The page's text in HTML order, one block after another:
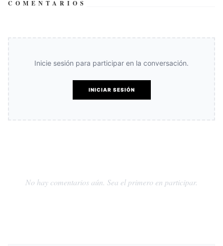
COMENTARIOS
Inicie sesión para participar en la conversación.
INICIAR SESIÓN
No hay comentarios aún. Sea el primero en participar.